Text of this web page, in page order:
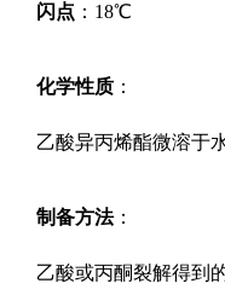
闪点 ：18℃
化学性质 ：
乙酸异丙烯酯微溶于
制备方法：
乙酸或丙酮裂解得到